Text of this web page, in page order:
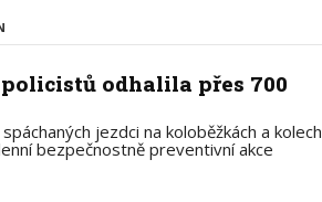
odhalila přes 700
jezdci na koloběžkách a kolech
bezpečnostně preventivní akce